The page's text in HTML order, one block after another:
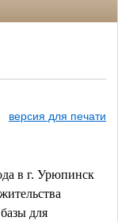
версия для печати
в г. Урюпинск
для